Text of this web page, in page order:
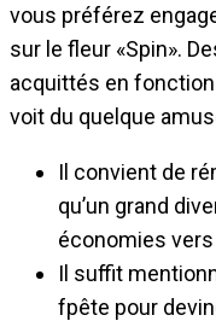
vous préférez
sur le fleur «Spin».
acquittés en
voit du quelque
Il convient de
qu’un grand
économies
Il suffit
fpête pour